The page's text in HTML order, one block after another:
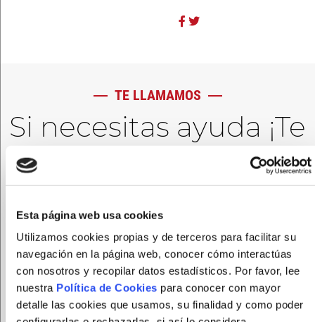
Esta página web usa cookies
Utilizamos cookies propias y de terceros para facilitar su
navegación en la página web, conocer cómo interactúas
con nosotros y recopilar datos estadísticos. Por favor, lee
nuestra Política de Cookies para conocer con mayor
detalle las cookies que usamos, su finalidad y como poder
TE LLAMAMOS
Si necesitas ayuda ¡Te